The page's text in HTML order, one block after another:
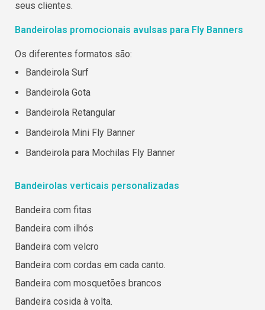
seus clientes.
Bandeirolas promocionais avulsas para Fly Banners
Os diferentes formatos são:
Bandeirola Surf
Bandeirola Gota
Bandeirola Retangular
Bandeirola Mini Fly Banner
Bandeirola para Mochilas Fly Banner
Bandeirolas verticais personalizadas
Bandeira com fitas
Bandeira com ilhós
Bandeira com velcro
Bandeira com cordas em cada canto.
Bandeira com mosquetões brancos
Bandeira cosida à volta.